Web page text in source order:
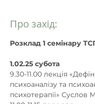
Про захід:
Розклад 1 семінару
1.02.25 субота
9.30-11.00 лекція
психоаналізу та
психотерапії» Суслов